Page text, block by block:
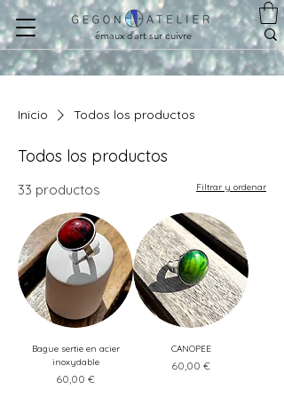
émaux d'art sur cuivre
Inicio Todos los productos
Todos los productos
33 productos Filtrar y ordenar
Bague sertie en acier
inoxydable
Precio
60,00 €
CANOPEE
Precio
60,00 €